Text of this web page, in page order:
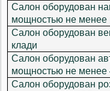
Салон оборудован
мощностью не менее
Салон оборудован
клади
Салон оборудован
мощностью не менее
Салон оборудован